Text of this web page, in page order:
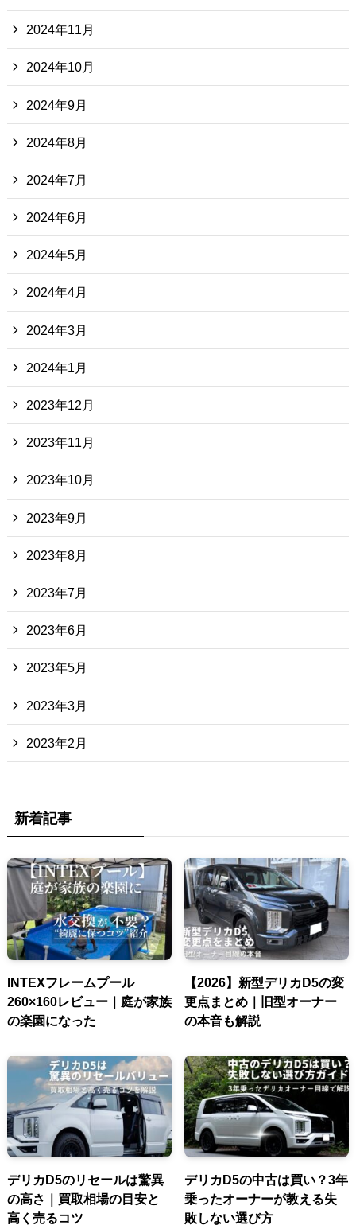
2024年11月
2024年10月
2024年9月
2024年8月
2024年7月
2024年6月
2024年5月
2024年4月
2024年3月
2024年1月
2023年12月
2023年11月
2023年10月
2023年9月
2023年8月
2023年7月
2023年6月
2023年5月
2023年3月
2023年2月
新着記事
INTEXフレームプール
260×160レビュー｜庭が家族
の楽園になった
【2026】新型デリカD5の変
更点まとめ｜旧型オーナー
の本音も解説
デリカD5のリセールは驚異
の高さ｜買取相場の目安と
高く売るコツ
デリカD5の中古は買い？3年
乗ったオーナーが教える失
敗しない選び方